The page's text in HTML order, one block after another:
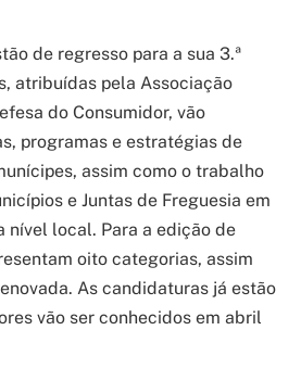
de regresso para a sua 3.ª
atribuídas pela Associação
do Consumidor, vão
programas e estratégias de
assim como o trabalho
e Juntas de Freguesia em
nível local. Para a edição de
oito categorias, assim
As candidaturas já estão
vão ser conhecidos em abril